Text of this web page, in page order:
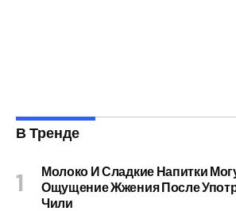
В Тренде
Молоко И Сладкие Напитки
Ощущение Жжения После
Чили